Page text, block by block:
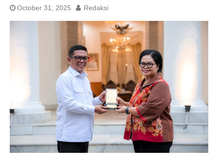
October 31, 2025 Redaksi